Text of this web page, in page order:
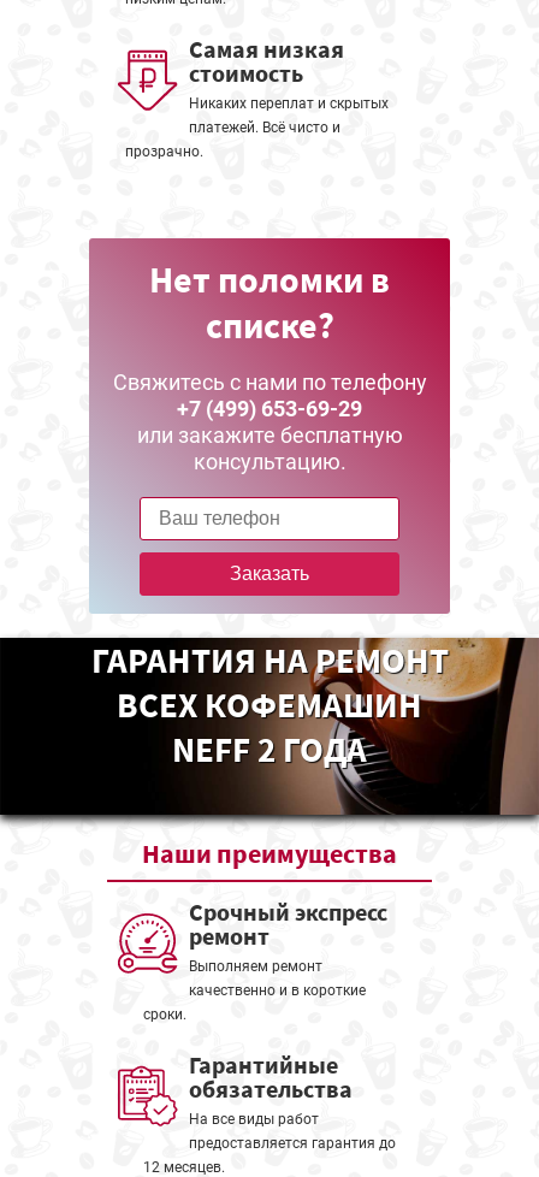
Самая низкая
стоимость
Никаких переплат и скрытых
платежей. Всё чисто и
прозрачно.
Нет поломки в
списке?
Свяжитесь с нами по телефону
+7 (499) 653-69-29
или закажите бесплатную
консультацию.
Заказать
ГАРАНТИЯ НА РЕМОНТ
ВСЕХ КОФЕМАШИН
NEFF 2 ГОДА
Наши преимущества
Срочный экспресс
ремонт
Выполняем ремонт
качественно и в короткие
сроки.
Гарантийные
обязательства
На все виды работ
предоставляется гарантия до
12 месяцев.